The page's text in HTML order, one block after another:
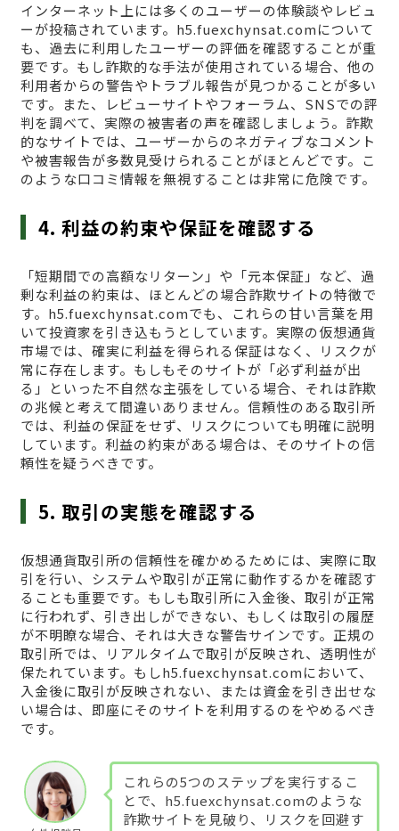
インターネット上には多くのユーザーの体験談やレビュ
ーが投稿されています。h5.fuexchynsat.comについて
も、過去に利用したユーザーの評価を確認することが重
要です。もし詐欺的な手法が使用されている場合、他の
利用者からの警告やトラブル報告が見つかることが多い
です。また、レビューサイトやフォーラム、SNSでの評
判を調べて、実際の被害者の声を確認しましょう。詐欺
的なサイトでは、ユーザーからのネガティブなコメント
や被害報告が多数見受けられることがほとんどです。こ
のような口コミ情報を無視することは非常に危険です。
4. 利益の約束や保証を確認する
「短期間での高額なリターン」や「元本保証」など、過
剰な利益の約束は、ほとんどの場合詐欺サイトの特徴で
す。h5.fuexchynsat.comでも、これらの甘い言葉を用
いて投資家を引き込もうとしています。実際の仮想通貨
市場では、確実に利益を得られる保証はなく、リスクが
常に存在します。もしもそのサイトが「必ず利益が出
る」といった不自然な主張をしている場合、それは詐欺
の兆候と考えて間違いありません。信頼性のある取引所
では、利益の保証をせず、リスクについても明確に説明
しています。利益の約束がある場合は、そのサイトの信
頼性を疑うべきです。
5. 取引の実態を確認する
仮想通貨取引所の信頼性を確かめるためには、実際に取
引を行い、システムや取引が正常に動作するかを確認す
ることも重要です。もしも取引所に入金後、取引が正常
に行われず、引き出しができない、もしくは取引の履歴
が不明瞭な場合、それは大きな警告サインです。正規の
取引所では、リアルタイムで取引が反映され、透明性が
保たれています。もしh5.fuexchynsat.comにおいて、
入金後に取引が反映されない、または資金を引き出せな
い場合は、即座にそのサイトを利用するのをやめるべき
です。
これらの5つのステップを実行するこ
とで、h5.fuexchynsat.comのような
詐欺サイトを見破り、リスクを回避す